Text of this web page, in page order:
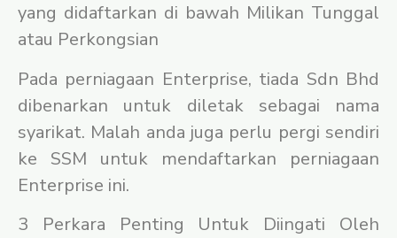
yang didaftarkan di bawah Milikan Tunggal
atau Perkongsian
Pada perniagaan Enterprise, tiada Sdn Bhd
dibenarkan untuk diletak sebagai nama
syarikat. Malah anda juga perlu pergi sendiri
ke SSM untuk mendaftarkan perniagaan
Enterprise ini.
3 Perkara Penting Untuk Diingati Oleh